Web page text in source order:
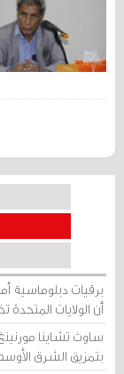
برقيات دبلوماسية
أن الولايات
ساوث تشاينا
بتمزيق الشرق